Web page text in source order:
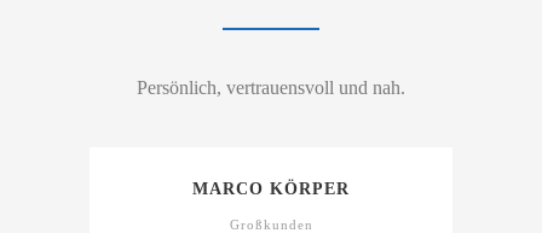
Persönlich, vertrauensvoll und nah.
MARCO KÖRPER
Großkunden